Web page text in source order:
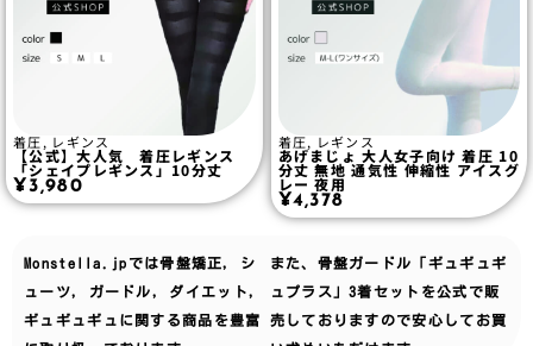
着圧, レギンス
【公式】大人気 着圧レギンス
「シェイプレギンス」10分丈
¥3,980
着圧, レギンス
あげまじょ 大人女子向け 着圧 10
分丈 無地 通気性 伸縮性 アイスグ
レー 夜用
¥4,378
Monstella.jpでは骨盤矯正, シ
ューツ, ガードル , ダイエット ,
ギュギュギュ に関する商品を豊富
また、骨盤ガードル「ギュギュギ
ュプラス」3着セットを公式で販
売しておりますので安心してお買